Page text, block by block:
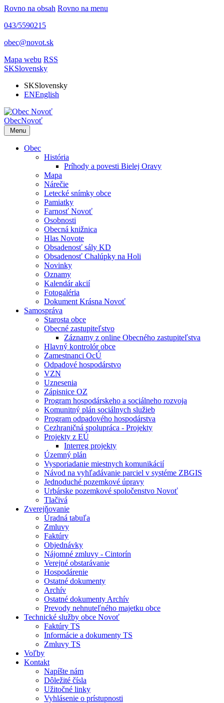
Rovno na obsah Rovno na menu
043/5590215
obec@novot.sk
Mapa webu RSS
SKSlovensky
SKSlovensky
ENEnglish
ObecNovoť
Menu
Obec
História
Príhody a povesti Bielej Oravy
Mapa
Nárečie
Letecké snímky obce
Pamiatky
Farnosť Novoť
Osobnosti
Obecná knižnica
Hlas Novote
Obsadenosť sály KD
Obsadenosť Chalúpky na Holi
Novinky
Oznamy
Kalendár akcií
Fotogaléria
Dokument Krásna Novoť
Samospráva
Starosta obce
Obecné zastupiteľstvo
Záznamy z online Obecného zastupiteľstva
Hlavný kontrolór obce
Zamestnanci OcÚ
Odpadové hospodárstvo
VZN
Uznesenia
Zápisnice OZ
Program hospodárskeho a sociálneho rozvoja
Komunitný plán sociálnych služieb
Program odpadového hospodárstva
Cezhraničná spolupráca - Projekty
Projekty z EÚ
Interreg projekty
Územný plán
Vysporiadanie miestnych komunikácií
Návod na vyhľadávanie parciel v systéme ZBGIS
Jednoduché pozemkové úpravy
Urbárske pozemkové spoločenstvo Novoť
Tlačivá
Zverejňovanie
Úradná tabuľa
Zmluvy
Faktúry
Objednávky
Nájomné zmluvy - Cintorín
Verejné obstarávanie
Hospodárenie
Ostatné dokumenty
Archív
Ostatné dokumenty Archív
Prevody nehnuteľného majetku obce
Technické služby obce Novoť
Faktúry TS
Informácie a dokumenty TS
Zmluvy TS
Voľby
Kontakt
Napíšte nám
Dôležité čísla
Užitočné linky
Vyhlásenie o prístupnosti